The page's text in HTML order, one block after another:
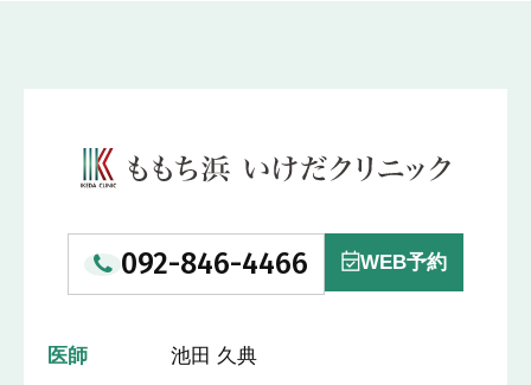
092-846-4466 WEB予約
医師 池田 久典